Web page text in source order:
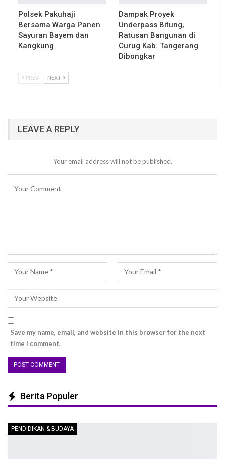
Polsek Pakuhaji
Bersama Warga Panen
Sayuran Bayem dan
Kangkung
Dampak Proyek
Underpass Bitung,
Ratusan Bangunan di
Curug Kab. Tangerang
Dibongkar
PREV NEXT
LEAVE A REPLY
Your email address will not be published.
Save my name, email, and website in this browser for the next
time I comment.
Berita Populer
PENDIDIKAN & BUDAYA